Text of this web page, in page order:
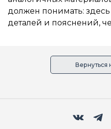
должен понимать:
деталей и пояснений,
Вернуться